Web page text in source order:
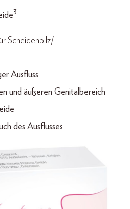
3
Scheidenpilz/
Ausfluss
und äußeren Genitalbereich
des Ausflusses